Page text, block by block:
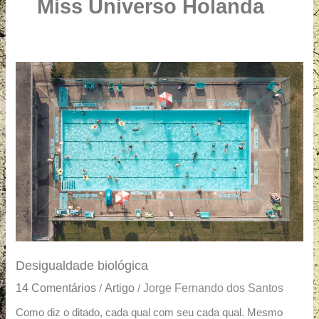
e
Miss Universo Holanda
Desigualdade biológica
14 Comentários /Artigo /Jorge Fernando dos Santos
Como diz o ditado, cada qual com seu cada qual. Mesmo
Desigualdade
biológica